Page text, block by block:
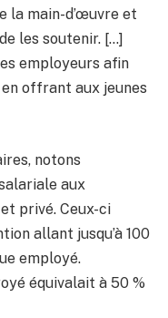
la main-d’œuvre et
les soutenir. […]
employeurs afin
offrant aux jeunes
notons
aux
privé. Ceux-ci
allant jusqu’à 100
employé.
équivalait à 50 %